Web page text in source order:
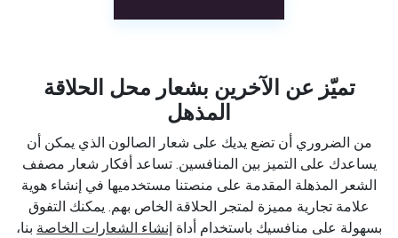
تميّز عن الآخرين بشعار محل الحلاقة
المذهل
من الضروري أن تضع يديك على شعار الصالون الذي يمكن أن
يساعدك على التميز بين المنافسين. تساعد أفكار شعار مصفف
الشعر المذهلة المقدمة على منصتنا مستخدميها في إنشاء هوية
علامة تجارية مميزة لمتجر الحلاقة الخاص بهم. يمكنك التفوق
بسهولة على منافسيك باستخدام أداة إنشاء الشعارات الخاصة بنا،